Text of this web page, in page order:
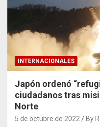
INTERNACIONALES
Japón ordenó
ciudadanos tras
Norte
5 de octubre de 2022 By